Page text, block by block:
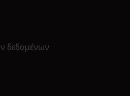
δεδομένων